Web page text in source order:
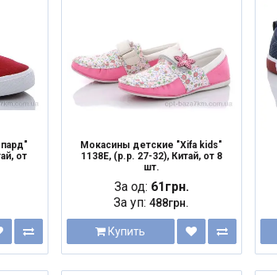
от
Мокасины детские "Xifa kids"
1138E, (р.р. 27-32), Китай, от 8
шт.
За од: 61грн.
За уп: 488грн.
Купить